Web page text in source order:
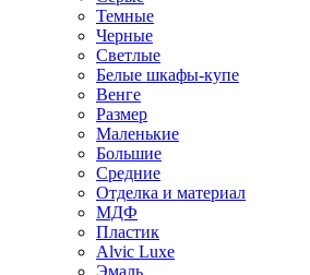
Темные
Черные
Светлые
Белые шкафы-купе
Венге
Размер
Маленькие
Большие
Средние
Отделка и материал
МДФ
Пластик
Alvic Luxe
Эмаль